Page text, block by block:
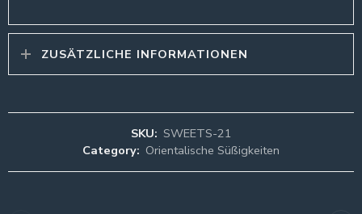
ZUSÄTZLICHE INFORMATIONEN
SKU: SWEETS-21
Category: Orientalische Süßigkeiten